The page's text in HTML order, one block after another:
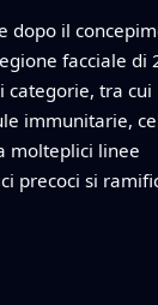
dopo il
facciale di
categorie, tra cui
immunitarie,
molteplici linee
precoci si